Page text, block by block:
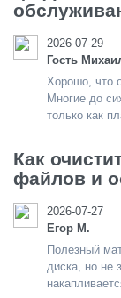
2026-07-29
Гость
Хорошо, что
Многие до
только как
Как
файлов и
2026-07-27
Егор М.
Полезный
диска, но не